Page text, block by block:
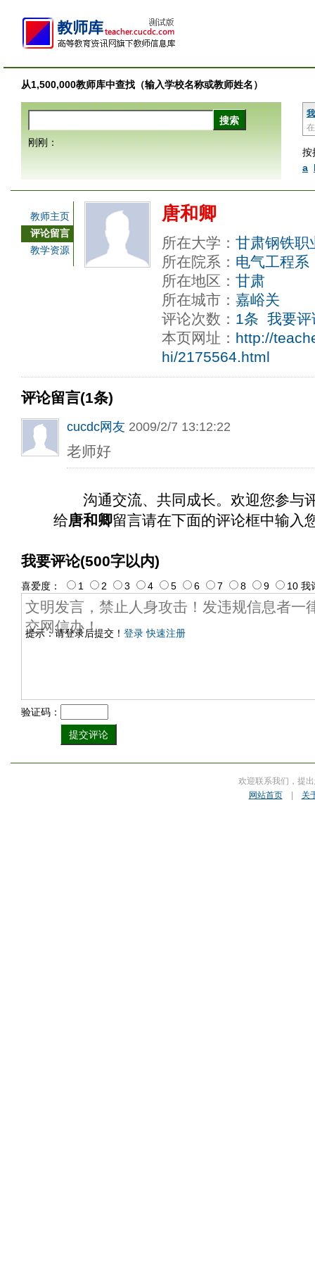
从1,500,000教师库中查找（输入学校名称或教师姓名）
按
a
刚刚：
教师主页
评论留言
教学资源
唐和卿
所在大学： 甘肃钢铁职
所在院系： 电气工程系
所在地区： 甘肃
所在城市： 嘉峪关
评论次数： 1条 我要评
本页网址： http://
hi/2175564.html
评论留言(1条)
cucdc网友 2009/2/7 13:12:22
老师好
沟通交流、共同成长。欢迎您参与
给唐和卿留言请在下面的评论框中输入
我要评论(500字以内)
提示：请登录后提交！ 登录 快速注册
喜爱度： 1 2 3 4 5 6 7 8 9 10 我
验证码：
欢迎联系我们，提
网站首页| 关